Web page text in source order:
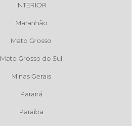
INTERIOR
Maranhão
Mato Grosso
Mato Grosso do Sul
Minas Gerais
Paraná
Paraíba